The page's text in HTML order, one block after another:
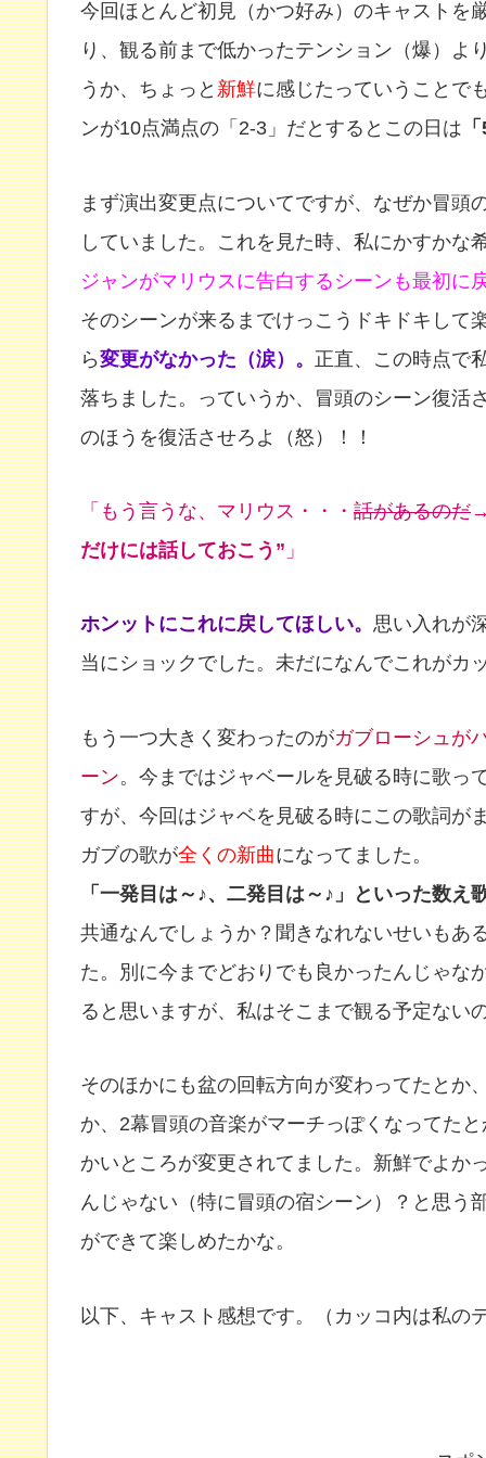
今回ほとんど初見（かつ好み）のキャストを
り、観る前まで低かったテンション（爆）よ
うか、ちょっと 新鮮に感じたっていうことで
ンが10点満点の「2-3」だとするとこの日は
まず演出変更点についてですが、なぜか冒頭
していました。これを見た時、私にかすか
ジャンがマリウスに告白するシーンも最初に
そのシーンが来るまでけっこうドキドキして
ら変更がなかった（涙）。 正直、この時点で
落ちました。っていうか、冒頭のシーン復活
のほうを復活させろよ（怒）！！
「もう言うな、マリウス・・・ 話があるのだ
だけには話しておこう” 」
ホンットにこれに戻してほしい。 思い入れが
当にショックでした。未だになんでこれがカ
もう一つ大きく変わったのがガブローシュが
ーン。今まではジャベールを見破る時に歌っ
すが、今回はジャベを見破る時にこの歌詞が
ガブの歌が全くの新曲になってました。
「一発目は～♪、二発目は～♪」といった数え
共通なんでしょうか？聞きなれないせいもあ
た。別に今までどおりでも良かったんじゃな
ると思いますが、私はそこまで観る予定ない
そのほかにも盆の回転方向が変わってたとか
か、2幕冒頭の音楽がマーチっぽくなってた
かいところが変更されてました。新鮮でよか
んじゃない（特に冒頭の宿シーン）？と思う
ができて楽しめたかな。
以下、キャスト感想です。（カッコ内は私